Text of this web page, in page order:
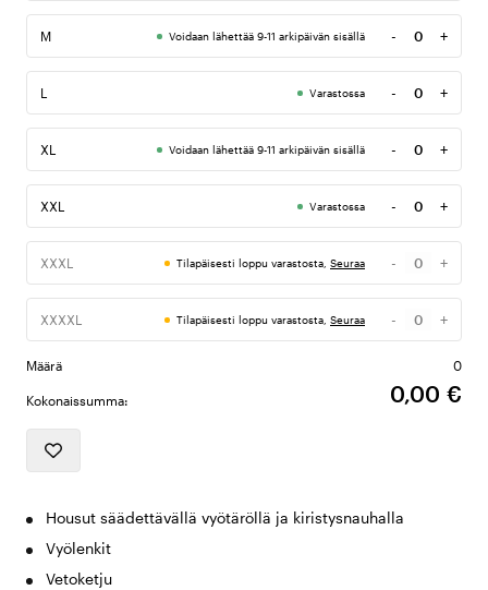
M Voidaan lähettää 9-11 arkipäivän sisällä -
Määrä
+
L Varastossa -
Määrä
+
XL Voidaan lähettää 9-11 arkipäivän sisällä -
Määrä
+
XXL Varastossa -
Määrä
+
XXXL Tilapäisesti loppu varastosta, Seuraa -
Määrä
+
XXXXL Tilapäisesti loppu varastosta, Seuraa -
Määrä
+
Määrä 0
Kokonaissumma: 0,00 €
Housut säädettävällä vyötäröllä ja kiristysnauhalla
Vyölenkit
Vetoketju